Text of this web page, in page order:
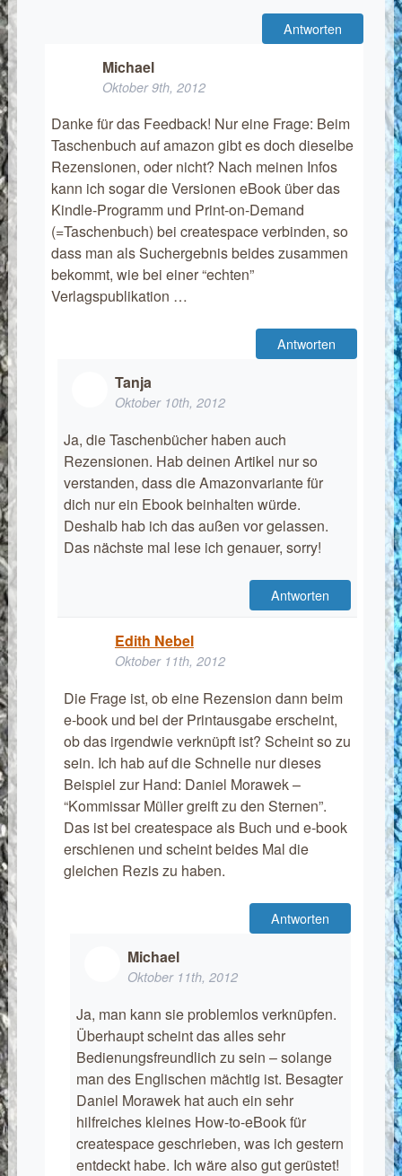
Antworten
Michael
Oktober 9th, 2012
Danke für das Feedback! Nur eine Frage: Beim
Taschenbuch auf amazon gibt es doch dieselbe
Rezensionen, oder nicht? Nach meinen Infos
kann ich sogar die Versionen eBook über das
Kindle-Programm und Print-on-Demand
(=Taschenbuch) bei createspace verbinden, so
dass man als Suchergebnis beides zusammen
bekommt, wie bei einer “echten”
Verlagspublikation …
Antworten
Tanja
Oktober 10th, 2012
Ja, die Taschenbücher haben auch
Rezensionen. Hab deinen Artikel nur so
verstanden, dass die Amazonvariante für
dich nur ein Ebook beinhalten würde.
Deshalb hab ich das außen vor gelassen.
Das nächste mal lese ich genauer, sorry!
Antworten
Edith Nebel
Oktober 11th, 2012
Die Frage ist, ob eine Rezension dann beim
e-book und bei der Printausgabe erscheint,
ob das irgendwie verknüpft ist? Scheint so zu
sein. Ich hab auf die Schnelle nur dieses
Beispiel zur Hand: Daniel Morawek –
“Kommissar Müller greift zu den Sternen”.
Das ist bei createspace als Buch und e-book
erschienen und scheint beides Mal die
gleichen Rezis zu haben.
Antworten
Michael
Oktober 11th, 2012
Ja, man kann sie problemlos verknüpfen.
Überhaupt scheint das alles sehr
Bedienungsfreundlich zu sein – solange
man des Englischen mächtig ist. Besagter
Daniel Morawek hat auch ein sehr
hilfreiches kleines How-to-eBook für
createspace geschrieben, was ich gestern
entdeckt habe. Ich wäre also gut gerüstet!